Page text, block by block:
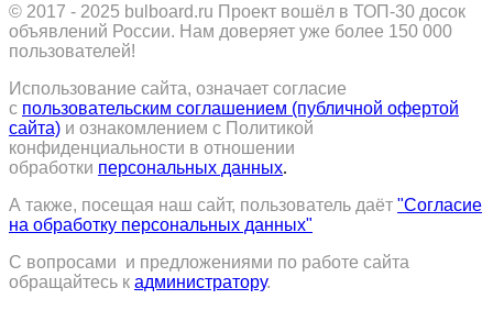
© 2017 - 2025 bulboard.ru Проект вошёл в ТОП-30 досок
объявлений России. Нам доверяет уже более 150 000
пользователей!
Использование сайта, означает согласие
с пользовательским соглашением (публичной офертой
сайта) и ознакомлением с Политикой
конфиденциальности в отношении
обработки персональных данных.
А также, посещая наш сайт, пользователь даёт "Согласие
на обработку персональных данных"
С вопросами и предложениями по работе сайта
обращайтесь к администратору.